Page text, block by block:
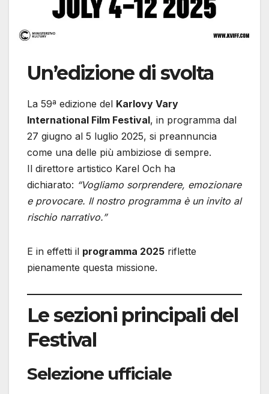
Un’edizione di svolta
La 59ª edizione del Karlovy Vary
International Film Festival, in programma dal
27 giugno al 5 luglio 2025, si preannuncia
come una delle più ambiziose di sempre.
Il direttore artistico Karel Och ha
dichiarato: “Vogliamo sorprendere, emozionare
e provocare. Il nostro programma è un invito al
rischio narrativo.”
E in effetti il programma 2025 riflette
pienamente questa missione.
Le sezioni principali del
Festival
Selezione ufficiale